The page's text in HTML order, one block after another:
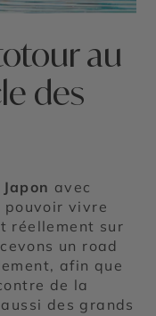
au
des
avec
pouvoir vivre
réellement sur
un road
afin que
de la
des grands